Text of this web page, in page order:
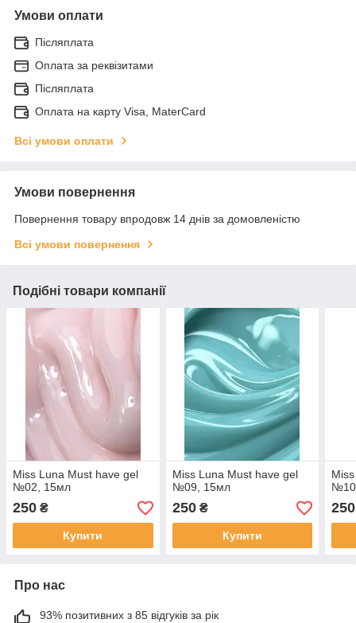
Умови оплати
Післяплата
Оплата за реквізитами
Післяплата
Оплата на карту Visa, MaterCard
Всі умови оплати
Умови повернення
Повернення товару впродовж 14 днів за домовленістю
Всі умови повернення
Подібні товари компанії
Miss Luna Must have gel
№02, 15мл
250 ₴
Купити
Miss Luna Must have gel
№09, 15мл
250₴
Купити
250
Про нас
93% позитивних з 85 відгуків за рік